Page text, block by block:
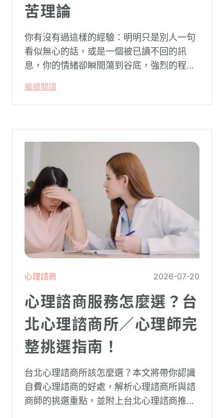
苦理論
你有沒有過這樣的經驗：明明只是別人一句
看似無心的話，或是一個被已讀不回的訊
息，你的情緒卻瞬間蕩到谷底，強烈的程度
怪：「事情真的有這麼嚴重嗎？」
繼續閱讀
心理諮商 2026-07-20
心理諮商服務怎麼選？台
北心理諮商所／心理師完
整挑選指南！
台北心理諮商所該怎麼選？本文將帶你認識
自費心理諮商的好處，解析心理諮商所與諮
商師的挑選重點，並附上台北心理諮商推薦